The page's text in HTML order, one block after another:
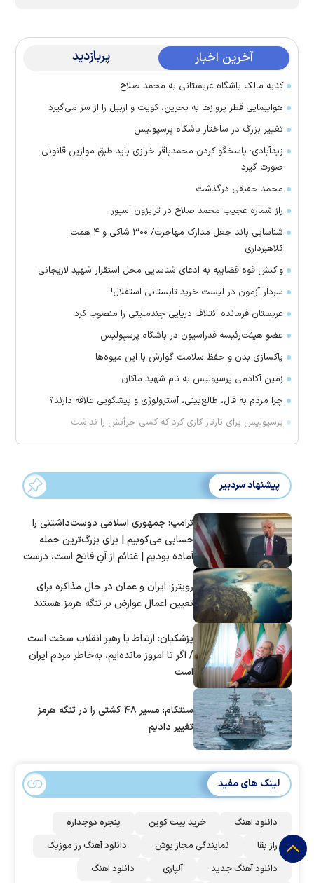
آخرین اخبار پربازدید
کنایه مالک باشگاه عربستانی به محمد صلاح
هواپیمایی قطر پرواز‌ها به بحرین، کویت و اربیل را از سر می‌گیرد
تغییر بزرگ در ساختار باشگاه پرسپولیس
زیدآبادی: پاسخگو کردن محمدباقر خرازی باید طبق موازین قانونی
صورت گیرد
محمد حقیقی درگذشت
راز شماره عجیب محمد صلاح در ترابزون اسپور
شناسایی باند جعل مدارک مهاجرت/ ۳۰۰ شاکی و ۴ همت
کلاهبرداری
واکنش قوه قضاییه به ادعای شناسایی محل استقرار شهید لاریجانی
سردار آزمون در لیست خرید تابستانی استقلال!
عربستان فرمانده ائتلاف دریایی چندملیتی را منصوب کرد
عضو هیئت‌رئیسه فدراسیون در باشگاه پرسپولیس
پاکسازی بدن و حفظ سلامت گوارش با این میوه‌ها
زمین آکادمی پرسپولیس به نام شهید ماکان
چرا مردم به فال، طالع‌بینی، آسترولوژی و پیشگویی علاقه دارند؟
پرسپولیس برای تارتار کاری کرد که کسی جرأتش را نداشت
پیشنهاد سردبیر
ترامپ: جمهوری اسلامی دوست‌داشتنی را
حسابی می‌کوبیم | برای بزرگ‌ترین حمله
آماده بودیم | غنائم از آنِ فاتح است، درست
رویترز: ایران و عمان در حال مذاکره برای
تعیین اعمال عوارض بر تنگه هرمز هستند
پزشکیان: ارتباط با رهبر انقلاب سخت است
/ اگر تا امروز مانده‌ایم، به‌خاطر مردم ایران
است
سنتکام: مسیر ۴۸ کشتی را در تنگه هرمز
تغییر دادیم
لینک های مفید
دانلود اهنگ خرید بیت کوین
پنجره دوجداره
راز بقا
نمایندگی مجاز بوش
دانلود آهنگ رز‌ موزیک
دانلود آهنگ جدید
آلپاری دانلود اهنگ